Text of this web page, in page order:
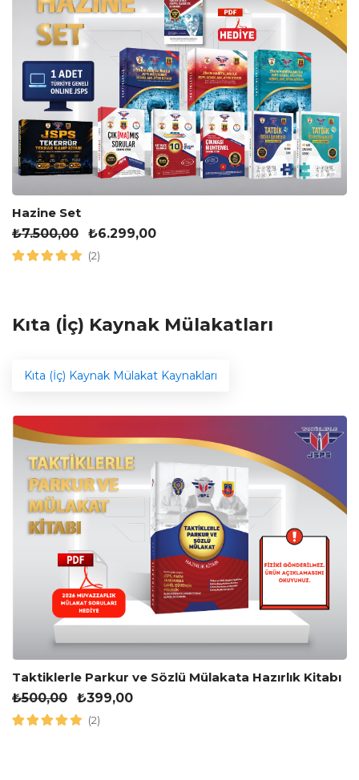
Hazine Set
₺7.500,00 ₺6.299,00
(2)
Kıta (İç) Kaynak Mülakatları
Kıta (İç) Kaynak Mülakat Kaynakları
Taktiklerle Parkur ve Sözlü Mülakata Hazırlık Kitabı
₺500,00 ₺399,00
(2)